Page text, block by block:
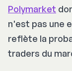
Polymarket
n'est pas une
reflète la
traders du